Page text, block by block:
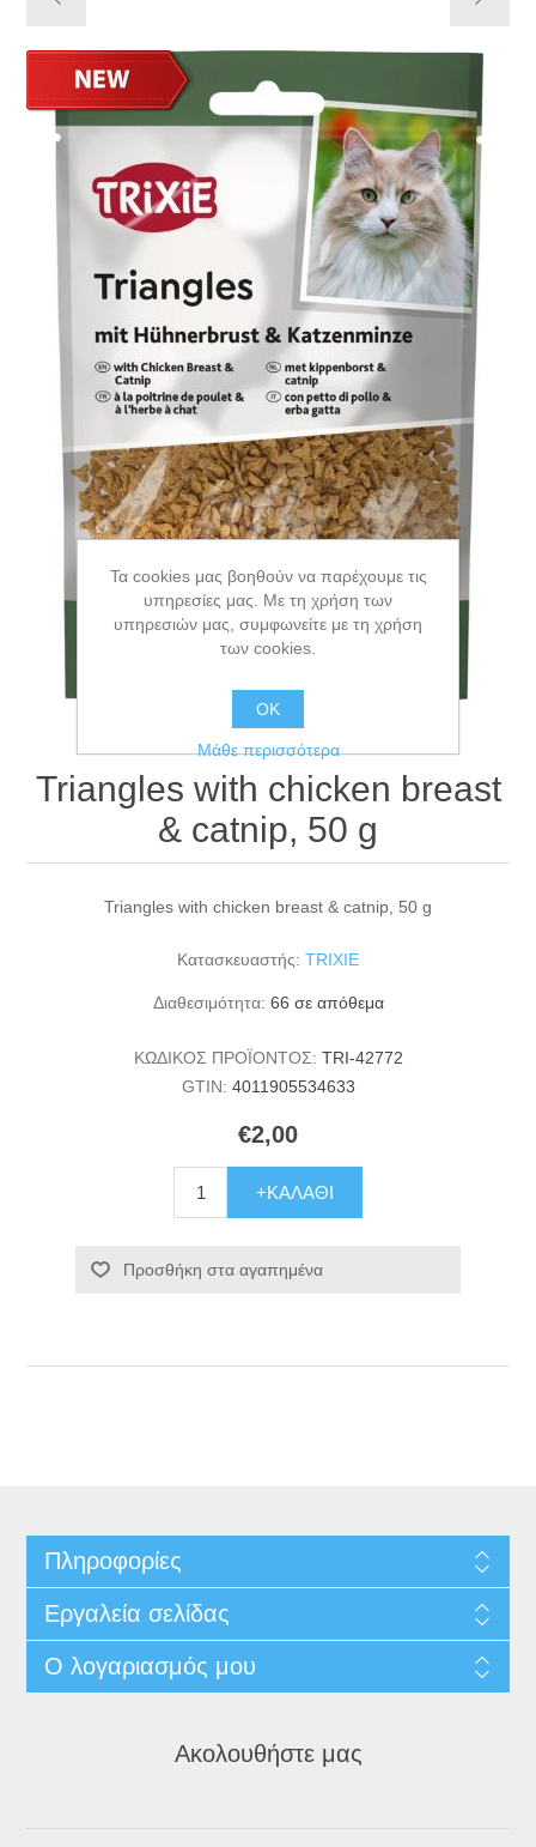
Triangles with chicken breast
& catnip, 50 g
Triangles with chicken breast & catnip, 50 g
Κατασκευαστής: TRIXIE
Διαθεσιμότητα: 66 σε απόθεμα
ΚΩΔΙΚΟΣ ΠΡΟΪΟΝΤΟΣ: TRI-42772
GTIN: 4011905534633
€2,00
+ΚΑΛΆΘΙ
Προσθήκη στα αγαπημένα
Πληροφορίες
Εργαλεία σελίδας
Ο λογαριασμός μου
Ακολουθήστε μας
Τα cookies μας βοηθούν να παρέχουμε τις
υπηρεσίες μας. Με τη χρήση των
υπηρεσιών μας, συμφωνείτε με τη χρήση
των cookies.
ΟΚ
Μάθε περισσότερα